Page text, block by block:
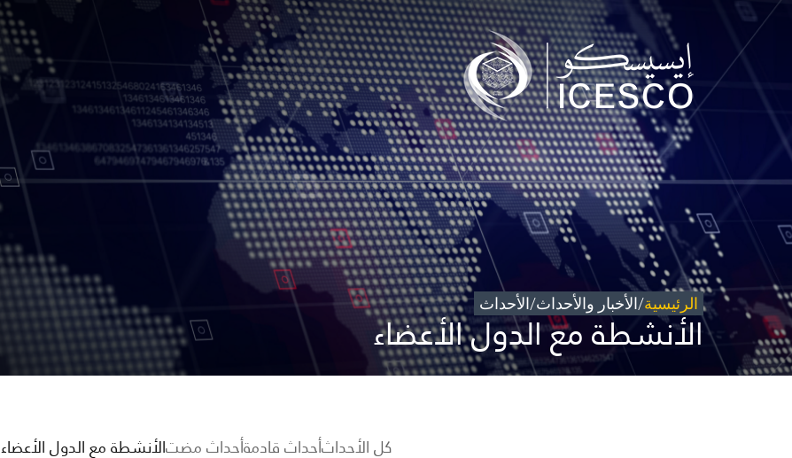
من نحن
مجال عملنا
تأثيرنا
البيانات
المركز الإعلامي
للتواصل
شاركونا
©حقوق الطبع والنشر للإيسيسكو. جميع الحقوق محفوظة. سياسة الخصوصية
الرئيسية/الأخبار والأحداث/الأحداث
الأنشطة مع الدول الأعضاء
كل الأحداثأحداث قادمةأحداث مضتالأنشطة مع الدول الأعضاء